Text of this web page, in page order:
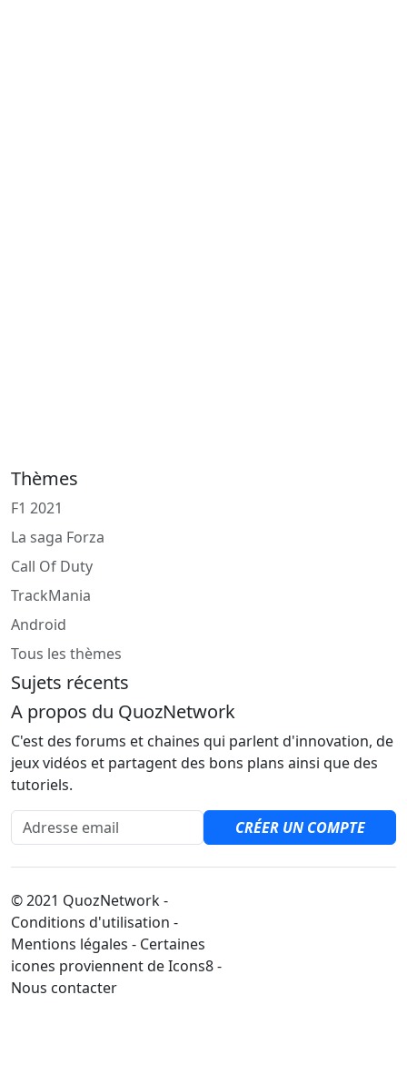
Thèmes
F1 2021
La saga Forza
Call Of Duty
TrackMania
Android
Tous les thèmes
Sujets récents
A propos du QuozNetwork
C'est des forums et chaines qui parlent d'innovation, de
jeux vidéos et partagent des bons plans ainsi que des
tutoriels.
Adresse email
CRÉER UN COMPTE
© 2021 QuozNetwork -
Conditions d'utilisation -
Mentions légales - Certaines
icones proviennent de Icons8 -
Nous contacter